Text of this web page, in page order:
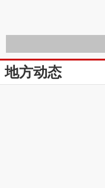
地方动态